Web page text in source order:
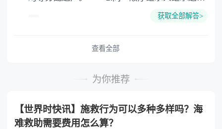
或者与被继承人共同生活的继承人，分配遗产
的继承人，不尽扶养义务的，分配遗产时，应当
获取全部解答>
查看全部
为你推荐
【世界时快讯】施救行为可以多种多样吗？海
难救助需要费用怎么算？